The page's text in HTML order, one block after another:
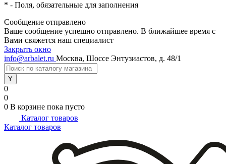
* - Поля, обязательные для заполнения
Сообщение отправлено
Ваше сообщение успешно отправлено. В ближайшее время с
Вами свяжется наш специалист
Закрыть окно
info@arbalet.ru Москва, Шоссе Энтузиастов, д. 48/1
0
0
0 В корзине пока пусто
Каталог товаров
Каталог товаров